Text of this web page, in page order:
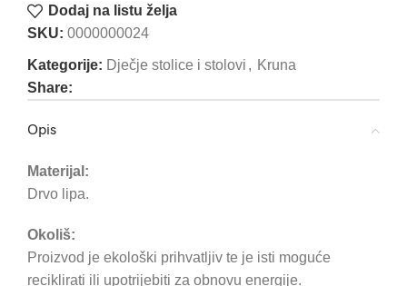
Dodaj na listu želja
SKU: 0000000024
Kategorije: Dječje stolice i stolovi , Kruna
Share:
Opis
Materijal:
Drvo lipa.
Okoliš:
Proizvod je ekološki prihvatljiv te je isti moguće
reciklirati ili upotrijebiti za obnovu energije.